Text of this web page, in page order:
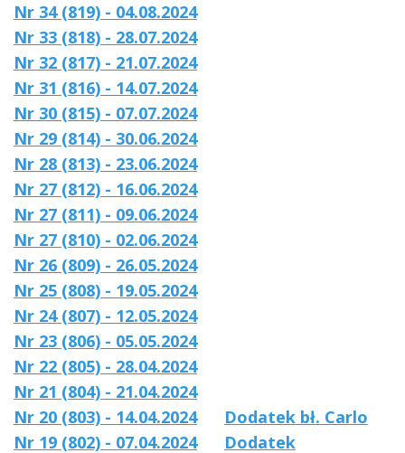
Nr 34 (819) - 04.08.2024
Nr 33 (818) - 28.07.2024
Nr 32 (817) - 21.07.2024
Nr 31 (816) - 14.07.2024
Nr 30 (815) - 07.07.2024
Nr 29 (814) - 30.06.2024
Nr 28 (813) - 23.06.2024
Nr 27 (812) - 16.06.2024
Nr 27 (811) - 09.06.2024
Nr 27 (810) - 02.06.2024
Nr 26 (809) - 26.05.2024
Nr 25 (808) - 19.05.2024
Nr 24 (807) - 12.05.2024
Nr 23 (806) - 05.05.2024
Nr 22 (805) - 28.04.2024
Nr 21 (804) - 21.04.2024
Nr 20 (803) - 14.04.2024
Dodatek bł. Carlo
Nr 19 (802) - 07.04.2024
Dodatek